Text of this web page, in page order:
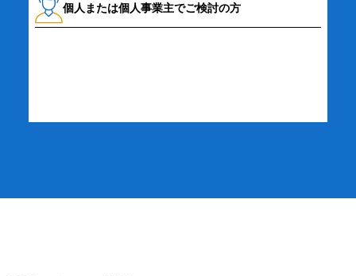
個人または個人事業主でご検討の方